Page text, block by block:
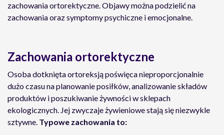
zachowania ortorektyczne. Objawy można podzielić na
zachowania oraz symptomy psychiczne i emocjonalne.
Zachowania ortorektyczne
Osoba dotknięta ortoreksją poświęca nieproporcjonalnie
dużo czasu na planowanie posiłków, analizowanie składów
produktów i poszukiwanie żywności w sklepach
ekologicznych. Jej zwyczaje żywieniowe stają się niezwykle
sztywne. Typowe zachowania to: